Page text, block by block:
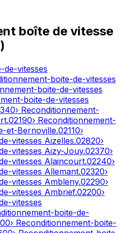
boîte de vitesse
)
de-vitesses
boite-de-vitesses
boite-de-vitesses
boite-de-vitesses
› Reconditionnement-
.02190› Reconditionnement-
et-Bernoville.02110›
vitesses Aizelles.02820›
vitesses Aizy-Jouy.02370›
vitesses Alaincourt.02240›
vitesses Allemant.02320›
vitesses Ambleny.02290›
vitesses Ambrief.02200›
vitesses
boite-de-
› Reconditionnement-boite-